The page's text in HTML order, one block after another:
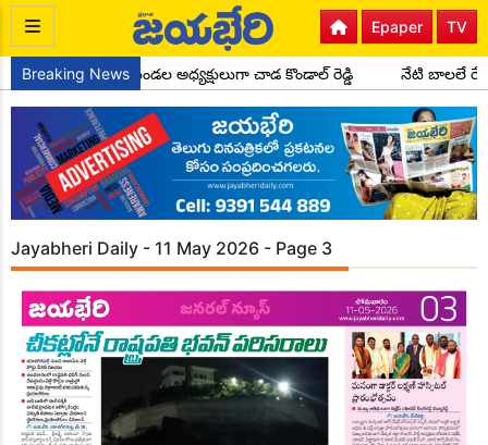
TV
Epaper
Breaking News
పార్టీ సైదాపూర్ మండల అధ్యక్షులుగా చాడ కొండాల్ రెడ్డి నేటి బాలలే
Jayabheri Daily - 11 May 2026 - Page 3